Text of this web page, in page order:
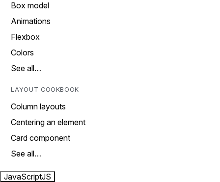
Box model
Animations
Flexbox
Colors
See all…
LAYOUT COOKBOOK
Column layouts
Centering an element
Card component
See all…
JavaScriptJS